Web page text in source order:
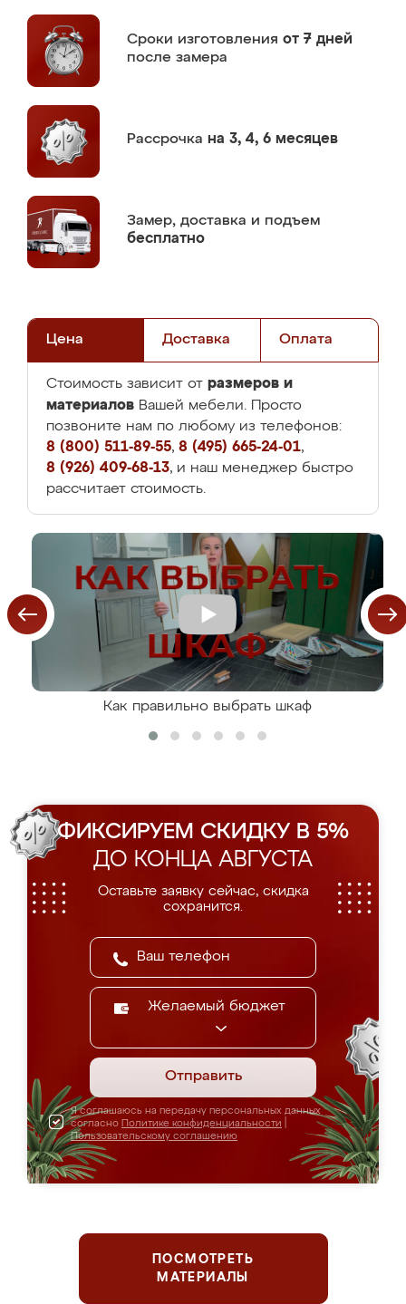
Сроки изготовления от 7 дней
после замера
Рассрочка на 3, 4, 6 месяцев
Замер, доставка и подъем
бесплатно
Цена Доставка Оплата
Стоимость зависит от размеров и
материалов Вашей мебели. Просто
позвоните нам по любому из телефонов:
8 (800) 511-89-55, 8 (495) 665-24-01,
8 (926) 409-68-13, и наш менеджер быстро
рассчитает стоимость.
Как правильно выбрать шкаф
ФИКСИРУЕМ СКИДКУ В 5%
ДО КОНЦА АВГУСТА
Оставьте заявку сейчас, скидка
сохранится.
Желаемый бюджет
Отправить
Я соглашаюсь на передачу персональных данных
согласно Политике конфиденциальности
Пользовательскому соглашению
ПОСМОТРЕТЬ
МАТЕРИАЛЫ